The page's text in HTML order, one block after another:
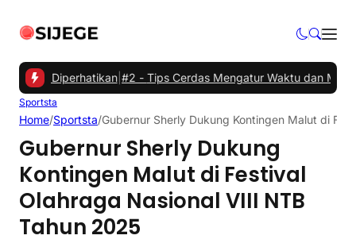
Diperhatikan|#2 -Tips Cerdas Mengatur Waktu dan
Sportsta
Home/Sportsta/Gubernur Sherly Dukung Kontingen Malut di
Gubernur Sherly Dukung
Kontingen Malut di Festival
Olahraga Nasional VIII NTB
Tahun 2025